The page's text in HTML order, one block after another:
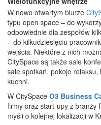
W nowo otwartym biurze
typu open space – do
odpowiednie dla zespołów
– do kilkudziesięciu
wejścia. Niektóre z nich
CitySpace są także sale
sale spotkań, pokoje
kuchni.
W CitySpace O3 Business
firmy oraz start-upy z branży
myśli o kolejnej lokalizacji w